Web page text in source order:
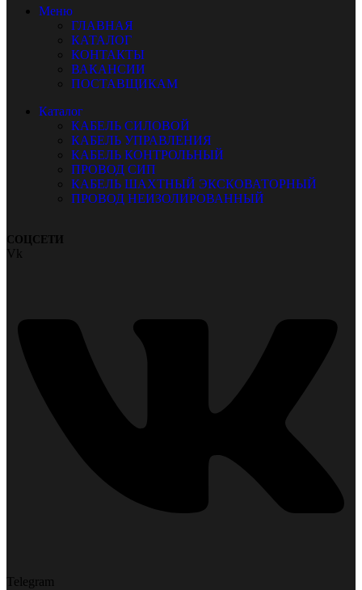
Меню
ГЛАВНАЯ
КАТАЛОГ
КОНТАКТЫ
ВАКАНСИИ
ПОСТАВЩИКАМ
Каталог
КАБЕЛЬ СИЛОВОЙ
КАБЕЛЬ УПРАВЛЕНИЯ
КАБЕЛЬ КОНТРОЛЬНЫЙ
ПРОВОД СИП
КАБЕЛЬ ШАХТНЫЙ ЭКСКОВАТОРНЫЙ
ПРОВОД НЕИЗОЛИРОВАННЫЙ
СОЦСЕТИ
Vk
Telegram